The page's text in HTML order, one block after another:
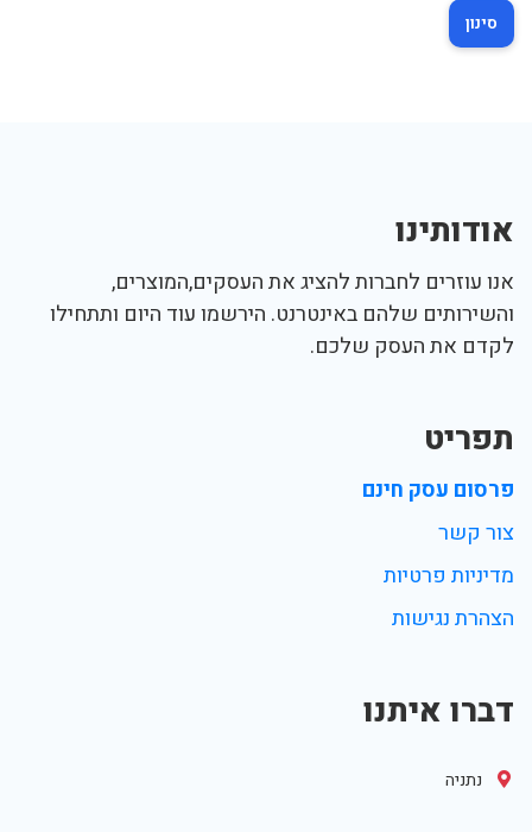
סינון
אודותינו
אנו עוזרים לחברות להציג את העסקים,המוצרים,
והשירותים שלהם באינטרנט. הירשמו עוד היום ותתחילו
לקדם את העסק שלכם.
תפריט
פרסום עסק חינם
צור קשר
מדיניות פרטיות
הצהרת נגישות
דברו איתנו
נתניה